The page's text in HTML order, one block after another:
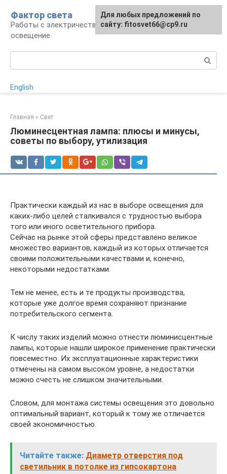
контенту
Фактор света
Работы с электричеством, электроприборы и
освещение
English
Главная » Свет
Люминесцентная лампа: плюсы и минусы,
советы по выбору, утилизация
Практически каждый из нас в выборе освещения для
каких-либо целей сталкивался с трудностью выбора
того или иного осветительного прибора.
Сейчас на рынке этой сферы представлено великое
множество вариантов, каждый из которых отличается
своими положительными качествами и, конечно,
некоторыми недостатками.
Тем не менее, есть и те продукты производства,
которые уже долгое время сохраняют признание
потребительского сегмента.
К числу таких изделий можно отнести люминисцентные
лампы, которые нашли широкое применение практически
повсеместно. Их эксплуатационные характеристики
отмечены на самом высоком уровне, а недостатки
можно счесть не слишком значительными.
Словом, для монтажа системы освещения это довольно
оптимальный вариант, который к тому же отличается
своей экономичностью.
Читайте также: Диаметр отверстия под
светильник в потолке из гипсокартона
Для любых предложений по
сайту: fitosvet66@cp9.ru